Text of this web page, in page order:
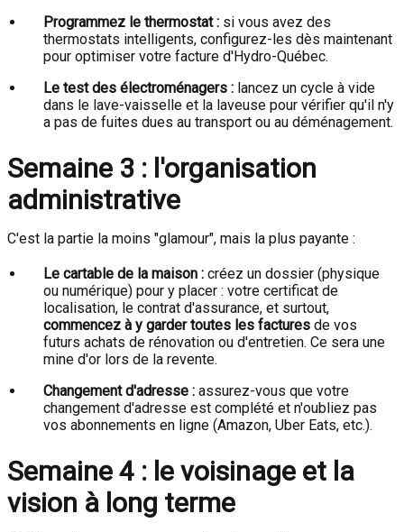
Programmez le thermostat : si vous avez des
thermostats intelligents, configurez-les dès maintenant
pour optimiser votre facture d'Hydro-Québec.
Le test des électroménagers : lancez un cycle à vide
dans le lave-vaisselle et la laveuse pour vérifier qu'il n'y
a pas de fuites dues au transport ou au déménagement.
Semaine 3 : l'organisation
administrative
C'est la partie la moins "glamour", mais la plus payante :
Le cartable de la maison : créez un dossier (physique
ou numérique) pour y placer : votre certificat de
localisation, le contrat d'assurance, et surtout,
commencez à y garder toutes les factures de vos
futurs achats de rénovation ou d'entretien. Ce sera une
mine d'or lors de la revente.
Changement d'adresse : assurez-vous que votre
changement d'adresse est complété et n'oubliez pas
vos abonnements en ligne (Amazon, Uber Eats, etc.).
Semaine 4 : le voisinage et la
vision à long terme